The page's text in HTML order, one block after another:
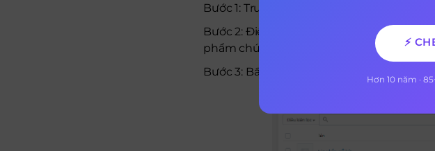
Bước 1: Truy cập trang quản trị, chọn
Bước 2: Điền đầy đủ thông tin tên nhóm
phẩm chứa từ khóa chính, mô tả nhóm
Bước 3: Bấm chọn hình ảnh để thêm ảnh
⚡
Hơn 10 năm ·